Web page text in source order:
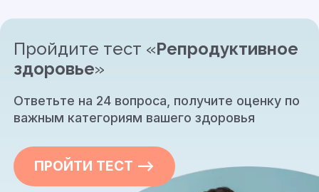
Пройдите тест «Репродуктивное
здоровье»
Ответьте на 24 вопроса, получите оценку по
важным категориям вашего здоровья
ПРОЙТИ ТЕСТ —>